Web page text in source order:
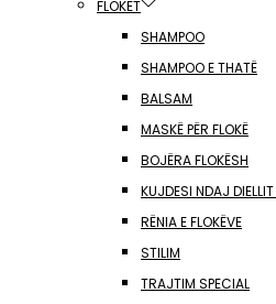
FLOKËT
SHAMPOO
SHAMPOO E THATË
BALSAM
MASKË PËR FLOKË
BOJËRA FLOKËSH
KUJDESI NDAJ DIELLIT
RËNIA E FLOKËVE
STILIM
TRAJTIM SPECIAL